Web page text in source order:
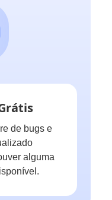
de bugs e
alguma